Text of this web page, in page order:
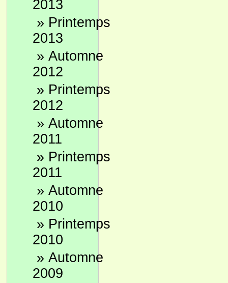
2013
» Printemps
2013
» Automne
2012
» Printemps
2012
» Automne
2011
» Printemps
2011
» Automne
2010
» Printemps
2010
» Automne
2009